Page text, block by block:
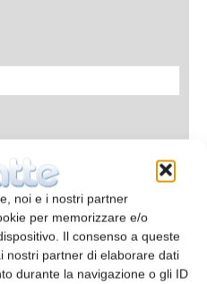
noi e i nostri partner
per memorizzare e/o
Il consenso a queste
nostri partner di elaborare dati
durante la navigazione o gli ID